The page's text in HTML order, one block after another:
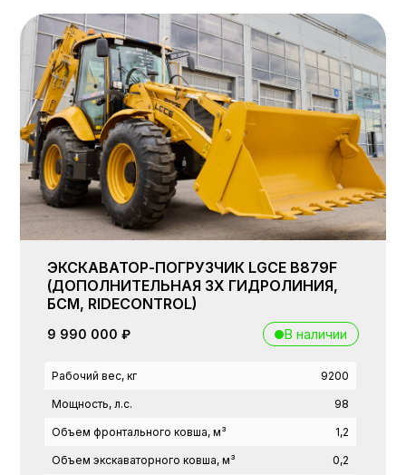
ЭКСКАВАТОР-ПОГРУЗЧИК LGCE B879F
(ДОПОЛНИТЕЛЬНАЯ 3X ГИДРОЛИНИЯ,
БСМ, RIDECONTROL)
9 990 000 ₽ В наличии
Рабочий вес, кг 9200
Мощность, л.с. 98
Объем фронтального ковша, м³ 1,2
Объем экскаваторного ковша, м³ 0,2